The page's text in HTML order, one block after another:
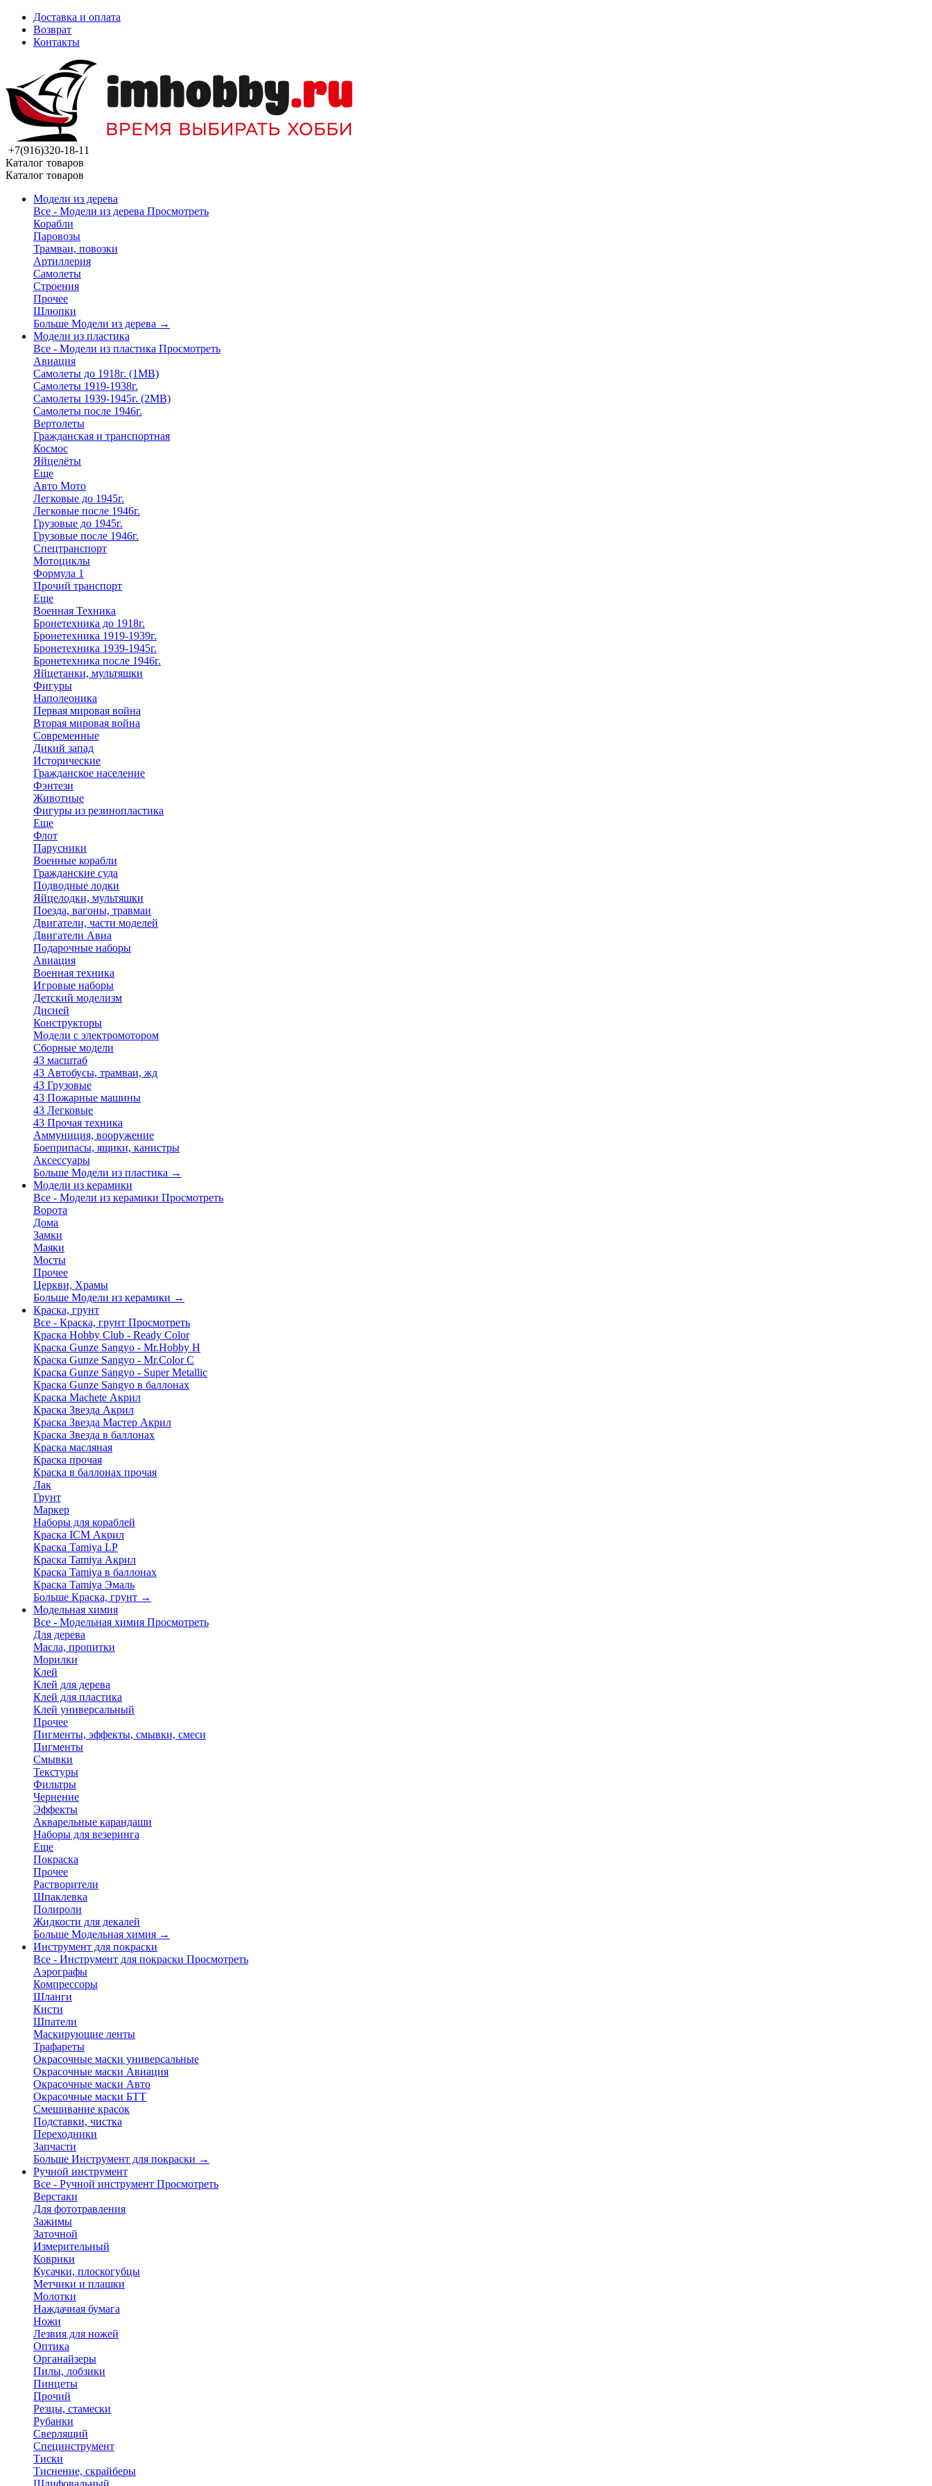
Доставка и оплата
Возврат
Контакты
+7(916)320-18-11
Каталог товаров
Каталог товаров
Модели из дерева
Все - Модели из дерева Просмотреть
Корабли
Паровозы
Трамваи, повозки
Артиллерия
Самолеты
Строения
Прочее
Шлюпки
Больше Модели из дерева →
Модели из пластика
Все - Модели из пластика Просмотреть
Авиация
Самолеты до 1918г. (1МВ)
Самолеты 1919-1938г.
Самолеты 1939-1945г. (2МВ)
Самолеты после 1946г.
Вертолеты
Гражданская и транспортная
Космос
Яйцелёты
Еще
Авто Мото
Легковые до 1945г.
Легковые после 1946г.
Грузовые до 1945г.
Грузовые после 1946г.
Спецтранспорт
Мотоциклы
Формула 1
Прочий транспорт
Еще
Военная Техника
Бронетехника до 1918г.
Бронетехника 1919-1939г.
Бронетехника 1939-1945г.
Бронетехника после 1946г.
Яйцетанки, мультяшки
Фигуры
Наполеоника
Первая мировая война
Вторая мировая война
Современные
Дикий запад
Исторические
Гражданское население
Фэнтези
Животные
Фигуры из резинопластика
Еще
Флот
Парусники
Военные корабли
Гражданские суда
Подводные лодки
Яйцелодки, мультяшки
Поезда, вагоны, травмаи
Двигатели, части моделей
Двигатели Авиа
Подарочные наборы
Авиация
Военная техника
Игровые наборы
Детский моделизм
Дисней
Конструкторы
Модели с электромотором
Сборные модели
43 масштаб
43 Автобусы, трамваи, жд
43 Грузовые
43 Пожарные машины
43 Легковые
43 Прочая техника
Аммуниция, вооружение
Боеприпасы, ящики, канистры
Аксессуары
Больше Модели из пластика →
Модели из керамики
Все - Модели из керамики Просмотреть
Ворота
Дома
Замки
Маяки
Мосты
Прочее
Церкви, Храмы
Больше Модели из керамики →
Краска, грунт
Все - Краска, грунт Просмотреть
Краска Hobby Club - Ready Color
Краска Gunze Sangyo - Mr.Hobby H
Краска Gunze Sangyo - Mr.Color C
Краска Gunze Sangyo - Super Metallic
Краска Gunze Sangyo в баллонах
Краска Machete Акрил
Краска Звезда Акрил
Краска Звезда Мастер Акрил
Краска Звезда в баллонах
Краска масляная
Краска прочая
Краска в баллонах прочая
Лак
Грунт
Маркер
Наборы для кораблей
Краска ICM Акрил
Краска Tamiya LP
Краска Tamiya Акрил
Краска Tamiya в баллонах
Краска Tamiya Эмаль
Больше Краска, грунт →
Модельная химия
Все - Модельная химия Просмотреть
Для дерева
Масла, пропитки
Морилки
Клей
Клей для дерева
Клей для пластика
Клей универсальный
Прочее
Пигменты, эффекты, смывки, смеси
Пигменты
Смывки
Текстуры
Фильтры
Чернение
Эффекты
Акварельные карандаши
Наборы для везеринга
Еще
Покраска
Прочее
Растворители
Шпаклевка
Полироли
Жидкости для декалей
Больше Модельная химия →
Инструмент для покраски
Все - Инструмент для покраски Просмотреть
Аэрографы
Компрессоры
Шланги
Кисти
Шпатели
Маскирующие ленты
Трафареты
Окрасочные маски универсальные
Окрасочные маски Авиация
Окрасочные маски Авто
Окрасочные маски БТТ
Смешивание красок
Подставки, чистка
Переходники
Запчасти
Больше Инструмент для покраски →
Ручной инструмент
Все - Ручной инструмент Просмотреть
Верстаки
Для фототравления
Зажимы
Заточной
Измерительный
Коврики
Кусачки, плоскогубцы
Метчики и плашки
Молотки
Наждачная бумага
Ножи
Лезвия для ножей
Оптика
Органайзеры
Пилы, лобзики
Пинцеты
Прочий
Резцы, стамески
Рубанки
Сверлящий
Специнструмент
Тиски
Тиснение, скрайберы
Шлифовальный